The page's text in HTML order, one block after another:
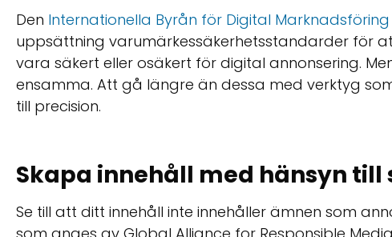
Den Internationella Byrån för Digital Marknadsföring
uppsättning varumärkessäkerhetsstandarder för
vara säkert eller osäkert för digital annonsering.
ensamma. Att gå längre än dessa med verktyg
till precision.
Skapa innehåll med hänsyn
Se till att ditt innehåll inte innehåller ämnen som